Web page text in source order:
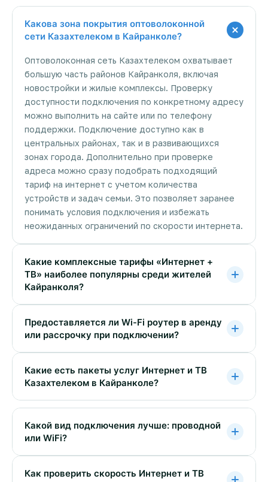
Какова зона покрытия оптоволоконной
сети Казахтелеком в Кайранколе?
Оптоволоконная сеть Казахтелеком охватывает
большую часть районов Кайранколя, включая
новостройки и жилые комплексы. Проверку
доступности подключения по конкретному адресу
можно выполнить на сайте или по телефону
поддержки. Подключение доступно как в
центральных районах, так и в развивающихся
зонах города. Дополнительно при проверке
адреса можно сразу подобрать подходящий
тариф на интернет с учетом количества
устройств и задач семьи. Это позволяет заранее
понимать условия подключения и избежать
неожиданных ограничений по скорости интернета.
Какие комплексные тарифы «Интернет +
ТВ» наиболее популярны среди жителей
Кайранколя?
Предоставляется ли Wi-Fi роутер в аренду
или рассрочку при подключении?
Какие есть пакеты услуг Интернет и ТВ
Казахтелеком в Кайранколе?
Какой вид подключения лучше: проводной
или WiFi?
Как проверить скорость Интернет и ТВ